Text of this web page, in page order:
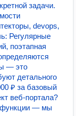
задачи.
devops,
Регулярные
поэтапная
— это
детального
₽ за базовый
веб-портала?
— мы